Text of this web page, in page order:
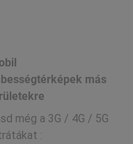
más
még a 3G / 4G / 5G
: